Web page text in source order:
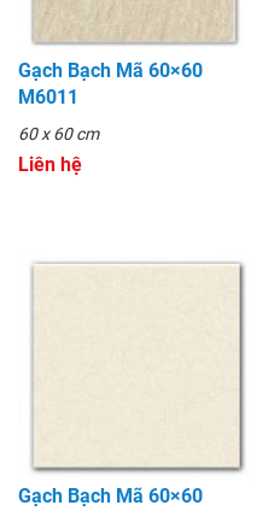
Gạch Bạch Mã 60×60
M6011
60 x 60 cm
Liên hệ
Gạch Bạch Mã 60×60